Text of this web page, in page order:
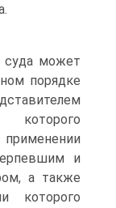
суда может
порядке
и
а также
которого